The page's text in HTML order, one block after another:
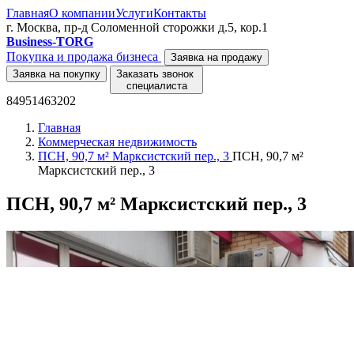
ГлавнаяО компанииУслугиКонтакты
г. Москва, пр-д Соломенной сторожки д.5, кор.1
Business-TORG
Покупка и продажа бизнеса
Заявка на продажу
Заявка на покупку
Заказать звонок
специалиста
84951463202
Главная
Коммерческая недвижимость
ПСН, 90,7 м² Марксистский пер., 3 ПСН, 90,7 м²
Марксистский пер., 3
ПСН, 90,7 м² Марксистский пер., 3